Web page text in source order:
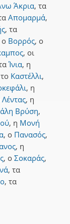
Άκρια, τα
Απομαρμά,
, τα
ο Βορρός, ο
, οι
Ίνια, η
το Καστέλλι,
, η
Λέντας, η
Βρύση,
, η Μονή
, ο Πανασός,
, η
, ο Σοκαράς,
, τα
, τα